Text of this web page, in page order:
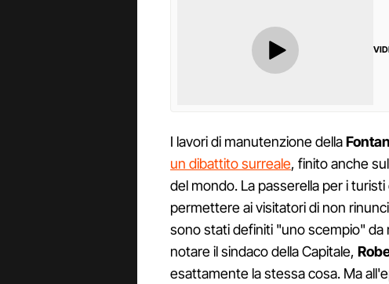
I lavori di manutenzione della
un dibattito surreale, finito anche
del mondo. La passerella per i
permettere ai visitatori di non
sono stati definiti "uno scempio"
notare il sindaco della Capitale,
esattamente la stessa cosa. Ma